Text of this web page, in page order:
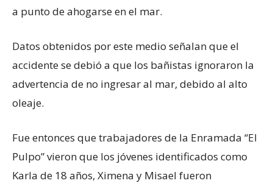
a punto de ahogarse en el mar.
Datos obtenidos por este medio señalan que el
accidente se debió a que los bañistas ignoraron la
advertencia de no ingresar al mar, debido al alto
oleaje.
Fue entonces que trabajadores de la Enramada “El
Pulpo” vieron que los jóvenes identificados como
Karla de 18 años, Ximena y Misael fueron